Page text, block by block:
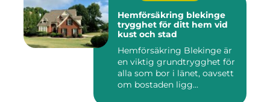
Hemförsäkring blekinge
trygghet för ditt hem vid
kust och stad
Hemförsäkring Blekinge är
en viktig grundtrygghet för
alla som bor i länet, oavsett
om bostaden ligg...